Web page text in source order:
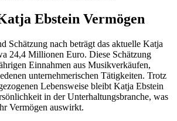
Ebstein Vermögen
Schätzung nach beträgt das aktuelle Katja
24,4 Millionen Euro. Diese Schätzung
Einnahmen aus Musikverkäufen,
unternehmerischen Tätigkeiten. Trotz
Lebensweise bleibt Katja Ebstein
in der Unterhaltungsbranche, was
Vermögen auswirkt.